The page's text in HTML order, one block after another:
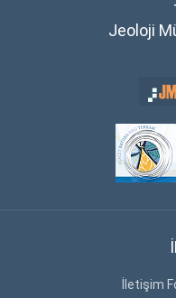
Jeoloji
İletişim